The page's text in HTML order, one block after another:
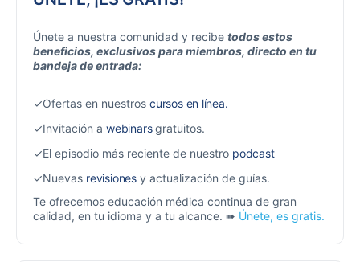
Únete a nuestra comunidad y recibe todos estos
beneficios, exclusivos para miembros, directo en tu
bandeja de entrada:
✓Ofertas en nuestros cursos en línea.
✓Invitación a webinarsgratuitos.
✓El episodio más reciente de nuestro podcast
✓Nuevas revisionesy actualización de guías.
Te ofrecemos educación médica continua de gran
calidad, en tu idioma y a tu alcance. ➠ Únete, es gratis.